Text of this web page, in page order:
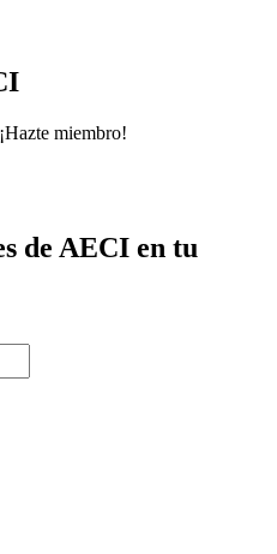
miembro!
de AECI en tu